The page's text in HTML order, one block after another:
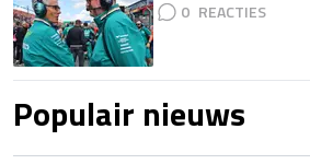
0
Populair nieuws